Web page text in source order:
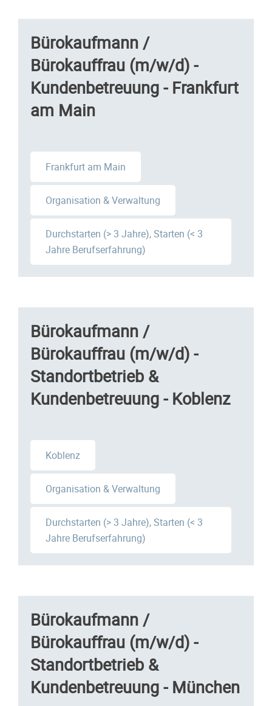
Bürokaufmann /
Bürokauffrau (m/w/d) -
Kundenbetreuung - Frankfurt
am Main
Frankfurt am Main
Organisation & Verwaltung
Durchstarten (> 3 Jahre), Starten (< 3
Jahre Berufserfahrung)
Bürokaufmann /
Bürokauffrau (m/w/d) -
Standortbetrieb &
Kundenbetreuung - Koblenz
Koblenz
Organisation & Verwaltung
Durchstarten (> 3 Jahre), Starten (< 3
Jahre Berufserfahrung)
Bürokaufmann /
Bürokauffrau (m/w/d) -
Standortbetrieb &
Kundenbetreuung - München